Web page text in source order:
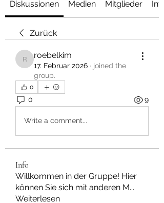
Diskussionen Medien Mitglieder Info
Zurück
roebelkim
roebelkim
17. Februar 2026 · joined the
group.
0
0 9
Write a comment...
Info
Willkommen in der Gruppe! Hier
können Sie sich mit anderen M...
Weiterlesen